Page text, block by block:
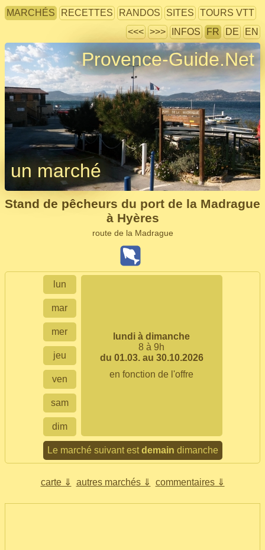
MARCHÉS RECETTES RANDOS SITES
TOURS VTT
<<< >>> INFOS FR DE EN
Provence-Guide.Net
un marché
Stand de pêcheurs du port de la Madrague
à Hyères
route de la Madrague
lun
lundi à dimanche
8 à 9h
du 01.03. au 30.10.2026
en fonction de l'offre
mar
mer
jeu
ven
sam
dim
Le marché suivant estdemain dimanche
carte ⇓ autres marchés ⇓ commentaires ⇓